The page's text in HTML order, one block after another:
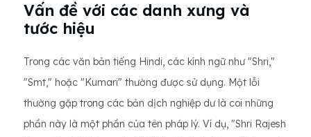
Vấn đề với các danh xưng và
tước hiệu
Trong các văn bản tiếng Hindi, các kính ngữ như "Shri,"
"Smt," hoặc "Kumari" thường được sử dụng. Một lỗi
thường gặp trong các bản dịch nghiệp dư là coi những
phần này là một phần của tên pháp lý. Ví dụ, "Shri Rajesh